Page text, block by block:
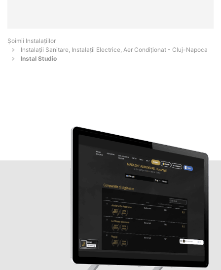
Şoimii Instalaţiilor
Instalații Sanitare, Instalații Electrice, Aer Condiționat - Cluj-Napoca
Instal Studio